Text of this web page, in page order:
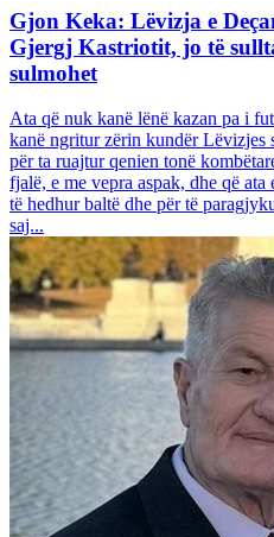
Gjon Keka: Lëvizja e
Gjergj Kastriotit, jo të
sulmohet
Ata që nuk kanë lënë kazan pa i
kanë ngritur zërin kundër Lëvizjes
për ta ruajtur qenien tonë
fjalë, e me vepra aspak, dhe që
të hedhur baltë dhe për të
saj...